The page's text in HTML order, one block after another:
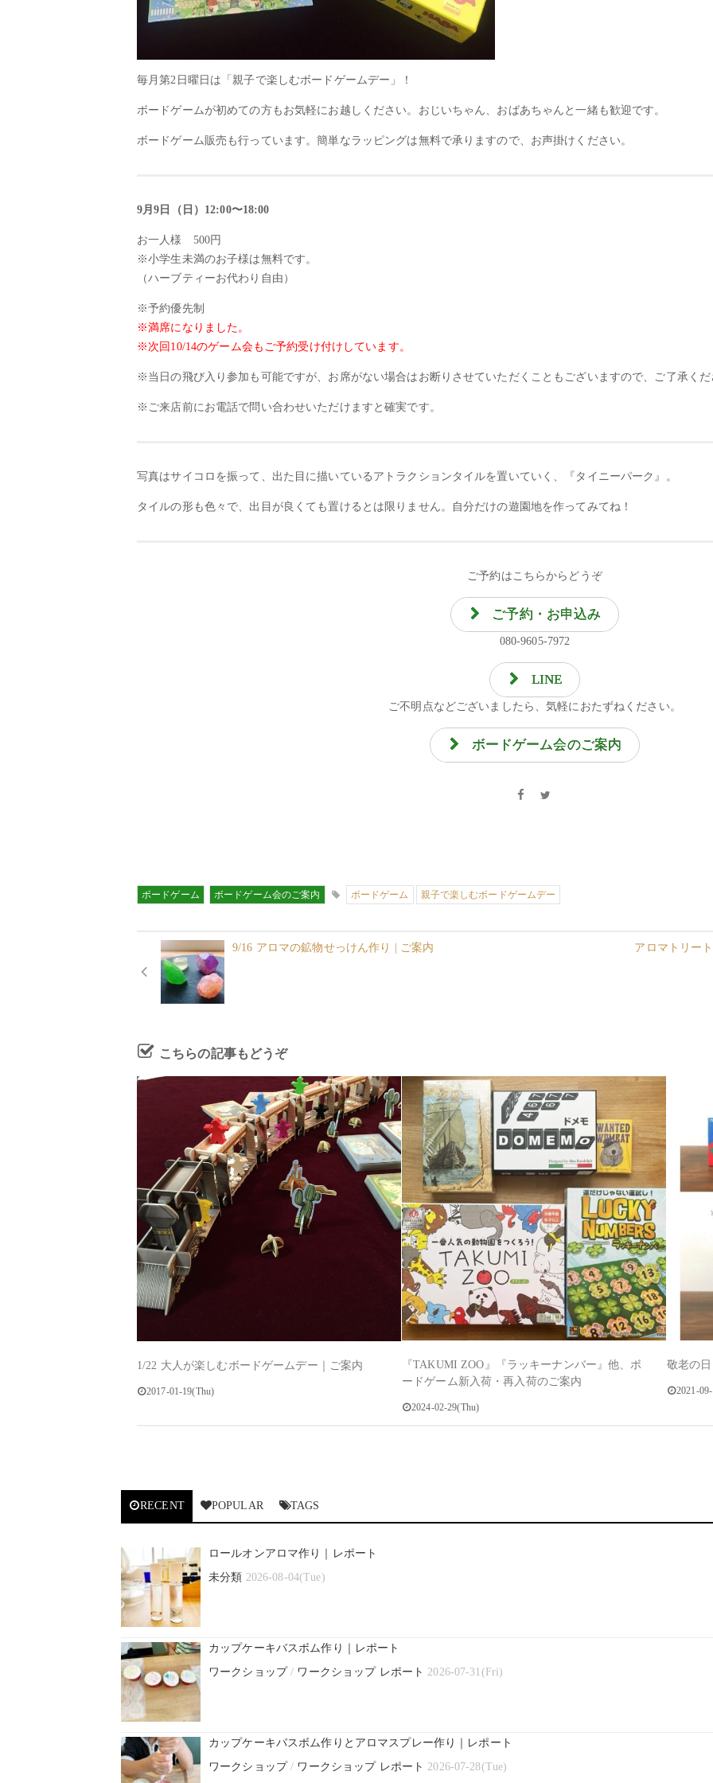
毎月第2日曜日は「親子で楽しむボードゲームデー」！
ボードゲームが初めての方もお気軽にお越しください。おじいちゃん、おばあちゃんと一緒も歓迎です。
ボードゲーム販売も行っています。簡単なラッピングは無料で承りますので、お声掛けください。
9月9日（日）12:00〜18:00
お一人様 500円
※小学生未満のお子様は無料です。
（ハーブティーお代わり自由）
※予約優先制
※満席になりました。
※次回10/14のゲーム会もご予約受け付けしています。
※当日の飛び入り参加も可能ですが、お席がない場合はお断りさせていただくこともございますので、ご了承くだ
※ご来店前にお電話で問い合わせいただけますと確実です。
写真はサイコロを振って、出た目に描いているアトラクションタイルを置いていく、『タイニーパーク』。
タイルの形も色々で、出目が良くても置けるとは限りません。自分だけの遊園地を作ってみてね！
ご予約はこちらからどうぞ
ご予約・お申込み
080-9605-7972
LINE
ご不明点などございましたら、気軽におたずねください。
ボードゲーム会のご案内
ボードゲーム ボードゲーム会のご案内 ボードゲーム 親子で楽しむボードゲームデー
9/16 アロマの鉱物せっけん作り | ご案内 アロマトリー
こちらの記事もどうぞ
1/22 大人が楽しむボードゲームデー｜ご案内
2017-01-19(Thu)
『TAKUMI ZOO』『ラッキーナンバー』他、ボ
ードゲーム新入荷・再入荷のご案内
2024-02-29(Thu)
敬老の
2021-
RECENT POPULAR TAGS
ロールオンアロマ作り｜レポート
未分類 2026-08-04(Tue)
カップケーキバスボム作り｜レポート
ワークショップ/ ワークショップ レポート 2026-07-31(Fri)
カップケーキバスボム作りとアロマスプレー作り｜レポート
ワークショップ/ ワークショップ レポート 2026-07-28(Tue)